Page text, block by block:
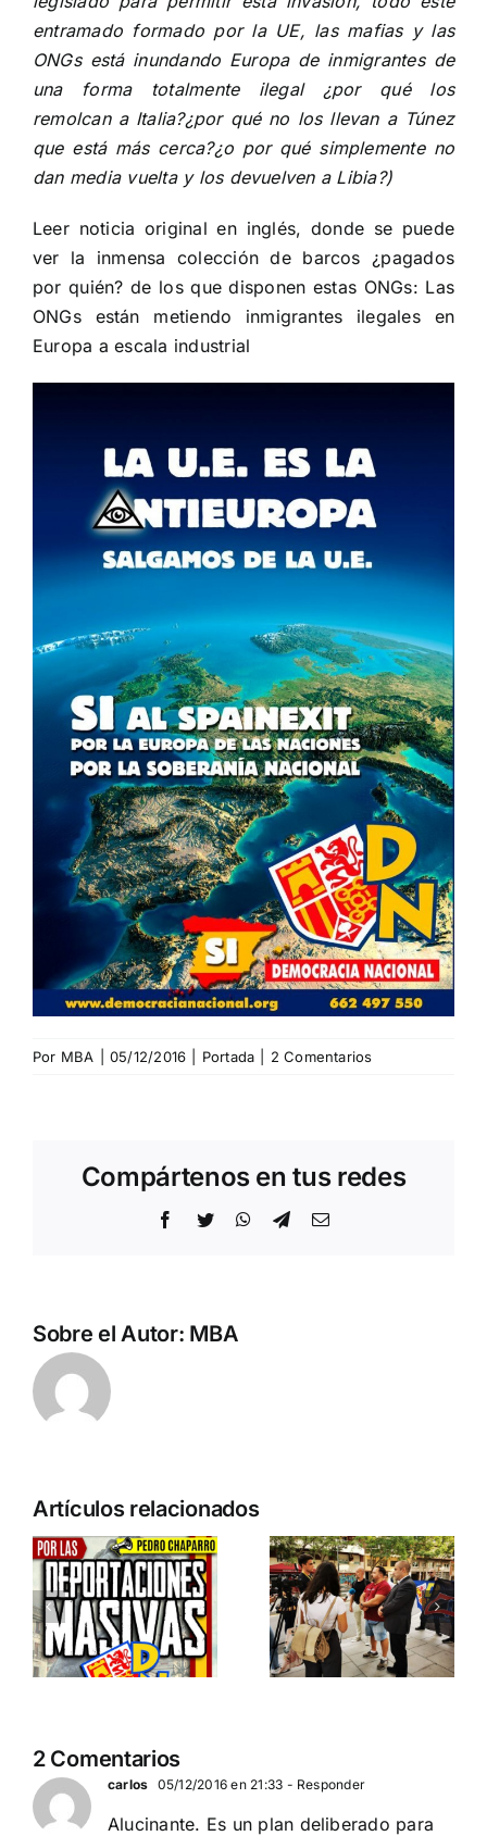
entramado formado por la UE, las mafias y las
ONGs está inundando Europa de inmigrantes de
una forma totalmente ilegal ¿por qué los
remolcan a Italia?¿por qué no los llevan a Túnez
que está más cerca?¿o por qué simplemente no
dan media vuelta y los devuelven a Libia?)
Leer noticia original en inglés, donde se puede
ver la inmensa colección de barcos ¿pagados
por quién? de los que disponen estas ONGs: Las
ONGs están metiendo inmigrantes ilegales en
Europa a escala industrial
Por MBA 05/12/2016 Portada 2 Comentarios
Compártenos en tus redes
Facebook
Twitter WhatsApp
TelegramCorreo
Sobre el Autor: MBA
Artículos relacionados
Acto en
Barcelona:
España y
Serbia
contra el
separatismo
EN BARCELONA
acto DN
contra la
invasión
migratoria
y el gran
2 Comentarios
carlos 05/12/2016 en 21:33 - Responder
Alucinante. Es un plan deliberado para